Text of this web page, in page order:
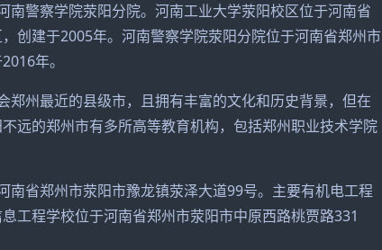
警察学院荥阳分院。河南工业大学荥阳校区位于河南省
创建于2005年。河南警察学院荥阳分院位于河南省郑州市
年。
州最近的县级市，且拥有丰富的文化和历史背景，但在
远的郑州市有多所高等教育机构，包括郑州职业技术学院
省郑州市荥阳市豫龙镇荥泽大道99号。主要有机电工程
工程学校位于河南省郑州市荥阳市中原西路桃贾路331